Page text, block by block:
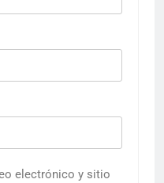
electrónico y sitio